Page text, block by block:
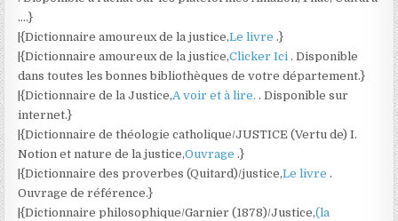
….}
|{Dictionnaire amoureux de la justice,Le livre .}
|{Dictionnaire amoureux de la justice,Clicker Ici . Disponible
dans toutes les bonnes bibliothèques de votre département.}
|{Dictionnaire de la Justice,A voir et à lire. . Disponible sur
internet.}
|{Dictionnaire de théologie catholique/JUSTICE (Vertu de) I.
Notion et nature de la justice,Ouvrage .}
|{Dictionnaire des proverbes (Quitard)/justice,Le livre .
Ouvrage de référence.}
|{Dictionnaire philosophique/Garnier (1878)/Justice,(la